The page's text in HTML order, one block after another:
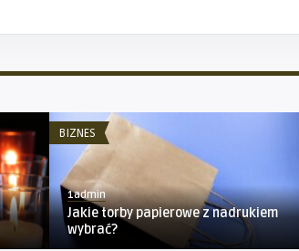
BIZNES
1admin
Jakie torby papierowe z nadrukiem
wybrać?